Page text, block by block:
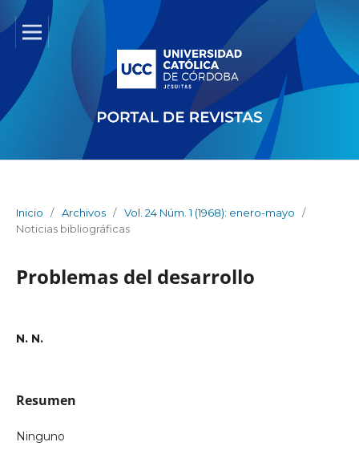
Inicio / Archivos / Vol. 24 Núm. 1 (1968): enero-mayo
/
Noticias bibliográficas
Problemas del desarrollo
N. N.
Resumen
Ninguno